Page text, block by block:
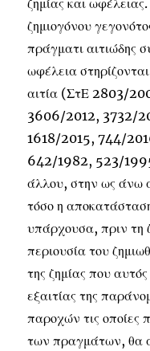
ζημίας και
ζημιογόνου
πράγματι αιτιώδης
ωφέλεια
αιτία (ΣτΕ 2803/
3606/2012, 3732/
1618/2015, 744/
642/1982, 523/
άλλου, στην ως άνω
τόσο η
υπάρχουσα, πριν τη
περιουσία του
της ζημίας που
εξαιτίας της
παροχών τις οποίες
των πραγμάτων, θα